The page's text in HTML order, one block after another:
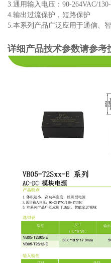
3.通用输入电压：90-264VAC/130-
4.输出过流保护，短路保护
5.本系列产品广泛应用于通信、
详细产品技术参数请参考